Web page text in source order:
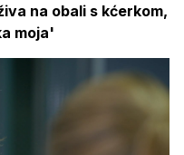
na obali s kćerkom,
moja'